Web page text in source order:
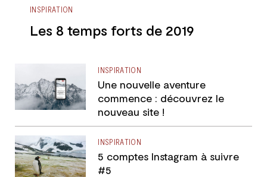
INSPIRATION
Les 8 temps forts de 2019
INSPIRATION
Une nouvelle aventure
commence : découvrez le
nouveau site !
INSPIRATION
5 comptes Instagram à suivre
#5